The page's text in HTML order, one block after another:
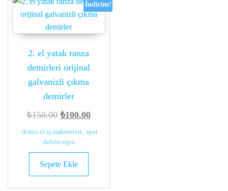
İndirim!
2. el yatak ranza
demirleri orijinal
galvanizli çıkma
demirler
₺150.00 Orijinal
fiyat:
₺150.00.
₺100.00Şu
andaki
ikinci el iş makineleri, spot
defolu eşya
Sepete Ekle